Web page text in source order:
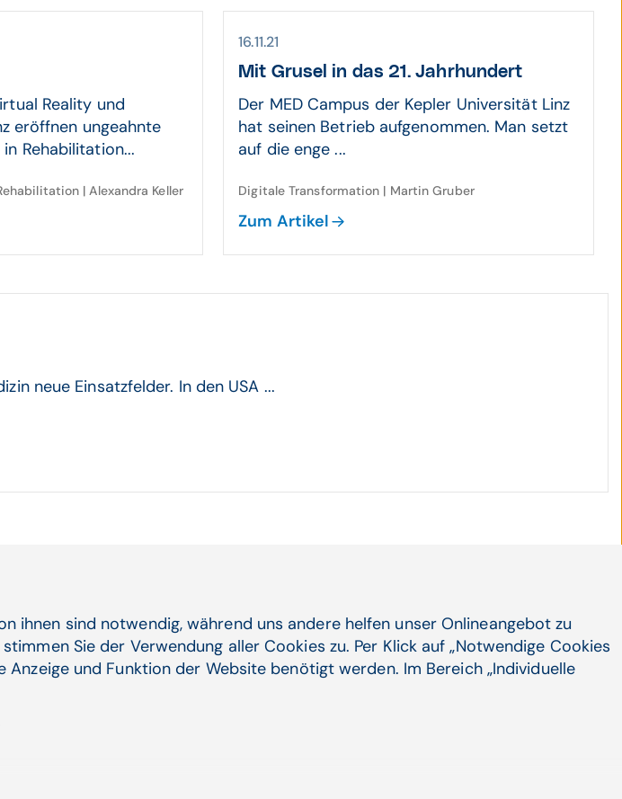
Reality und
eröffnen ungeahnte
Rehabilitation...
| Alexandra Keller
16.11.21
Mit Grusel in das 21. Jahrhundert
Der MED Campus der Kepler Universität Linz
hat seinen Betrieb aufgenommen. Man setzt
auf die enge ...
Digitale Transformation | Martin Gruber
Zum Artikel
neue Einsatzfelder. In den USA ...
Themen Unternehmen Social Media
ihnen sind notwendig, während uns andere helfen unser Onlineangebot zu
Sie der Verwendung aller Cookies zu. Per Klick auf „Notwendige Cookies
und Funktion der Website benötigt werden. Im Bereich „Individuelle